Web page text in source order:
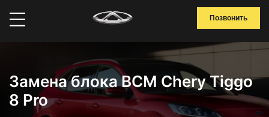
Позвонить
Замена блока BCM Chery Tiggo
8 Pro